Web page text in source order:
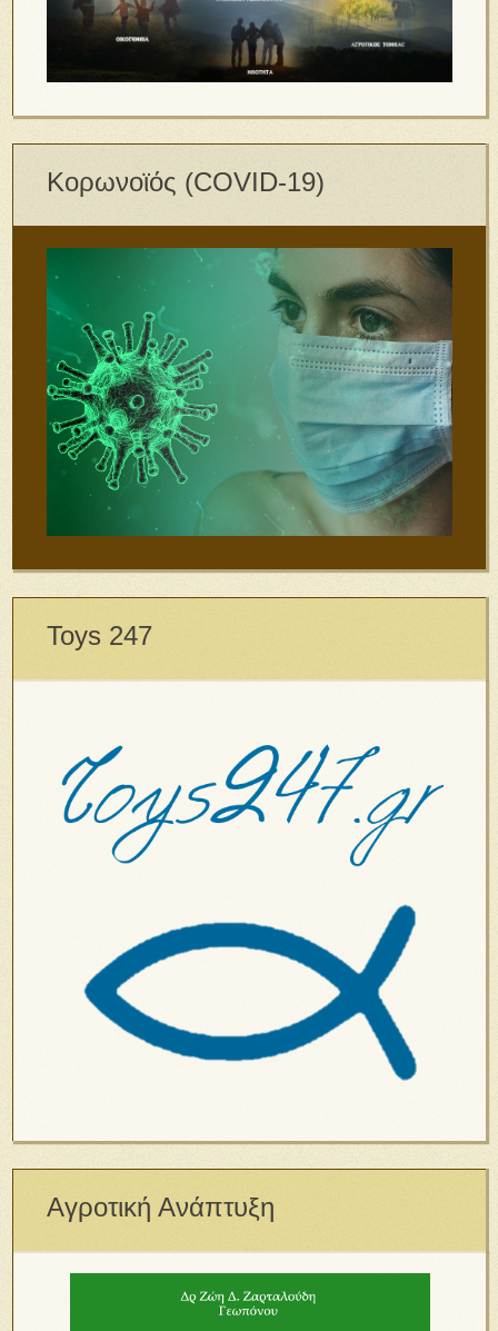
Κορωνοϊός (COVID-19)
Toys 247
Αγροτική Ανάπτυξη